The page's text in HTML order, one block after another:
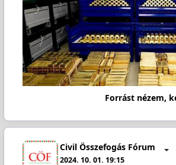
Forrást nézem,
Civil Összefogás Fórum
2024. 10. 01. 19:15